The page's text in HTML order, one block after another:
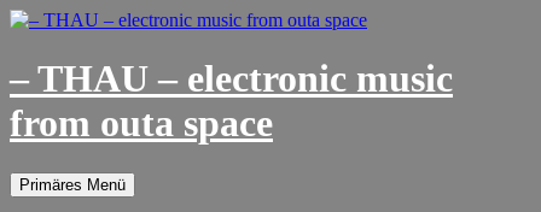
– THAU – electronic music
from outa space
Suchen
Primäres Menü